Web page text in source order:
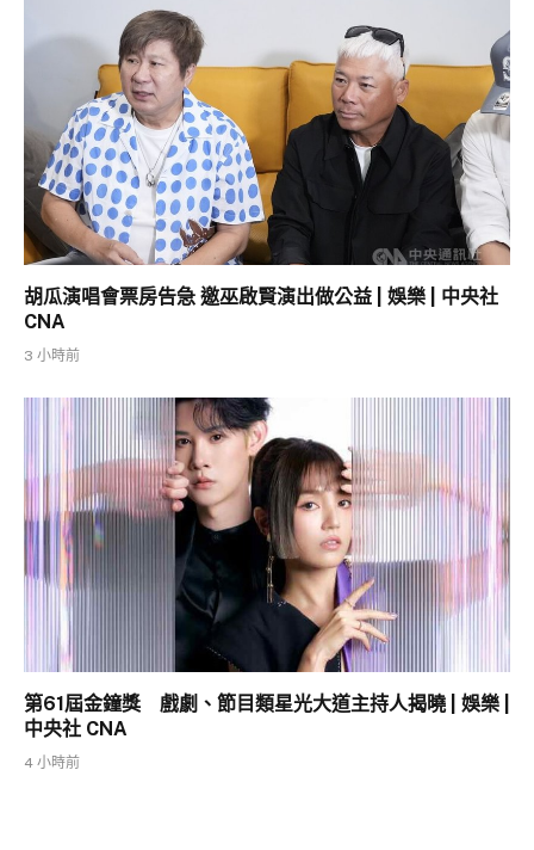
胡瓜演唱會票房告急 邀巫啟賢演出做公益 | 娛樂 | 中央社
CNA
3 小時前
第61屆金鐘獎 戲劇、節目類星光大道主持人揭曉 | 娛樂 |
中央社 CNA
4 小時前